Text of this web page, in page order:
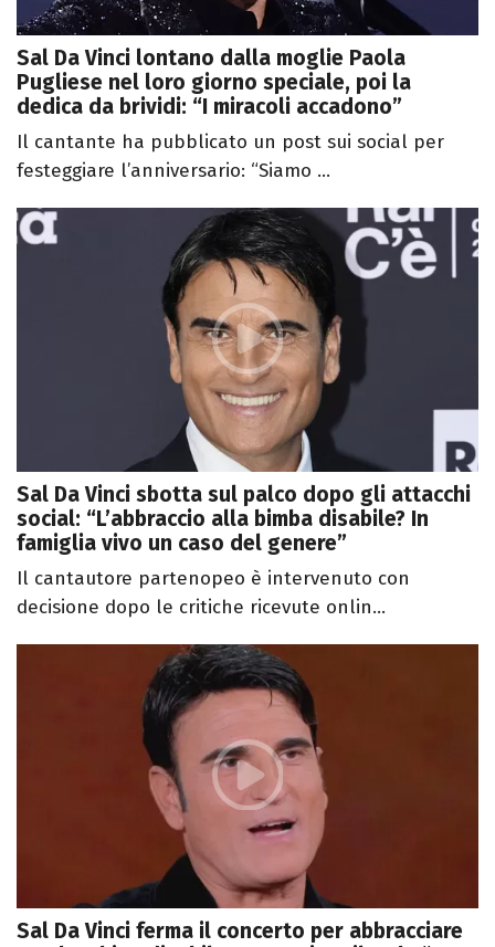
Sal Da Vinci lontano dalla moglie Paola
Pugliese nel loro giorno speciale, poi la
dedica da brividi: “I miracoli accadono”
Il cantante ha pubblicato un post sui social per
festeggiare l’anniversario: “Siamo ...
Sal Da Vinci sbotta sul palco dopo gli attacchi
social: “L’abbraccio alla bimba disabile? In
famiglia vivo un caso del genere”
Il cantautore partenopeo è intervenuto con
decisione dopo le critiche ricevute onlin...
Sal Da Vinci ferma il concerto per abbracciare